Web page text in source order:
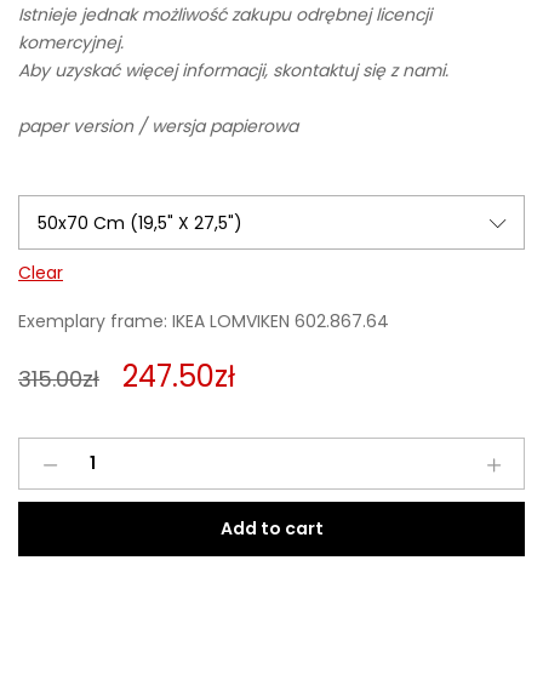
Istnieje jednak możliwość zakupu odrębnej licencji
komercyjnej.
Aby uzyskać więcej informacji, skontaktuj się z nami.
paper version / wersja papierowa
Clear
Exemplary frame: IKEA LOMVIKEN 602.867.64
315.00zł 247.50zł
Papilarnie
quantity
Add to cart